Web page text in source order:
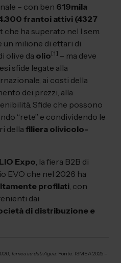
– con ben 619mila
frantoi attivi (4327
che ha superato nel I sem.
un milione di ettari di
olive da olio[1] – ma deve
sfide legate alla
ai costi della
dei prezzi, alla
Sfide che possono
“rete” e condividendo le
della filiera olivicolo-
Expo, la fiera B2B di
EVO che nel 2026 ha
profilati, con
dai
di distribuzione e
Ismea su dati Agea; Fonte: ISMEA 2025 –